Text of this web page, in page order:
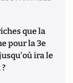
que la
pour la 3e
ira le